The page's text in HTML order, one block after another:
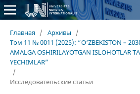
Главная / Архивы
/
Том 11 № 0011 (2025): “O‘ZBEKISTON –
AMALGA OSHIRILAYOTGAN ISLOHOTLAR
YECHIMLAR”
/
Исследовательские статьи